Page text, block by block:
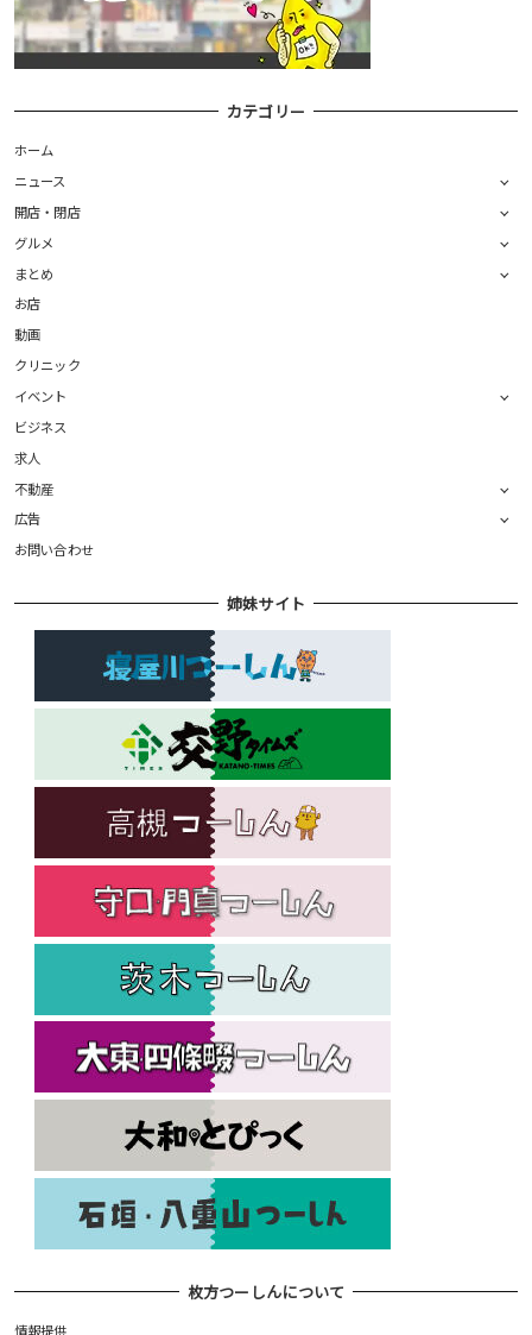
カテゴリー
ホーム
ニュース
開店・閉店
グルメ
まとめ
お店
動画
クリニック
イベント
ビジネス
求人
不動産
広告
お問い合わせ
姉妹サイト
枚方つーしんについて
情報提供